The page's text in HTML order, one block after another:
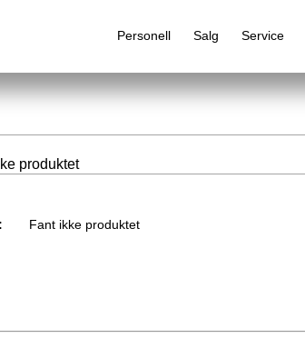
Personell Salg Service
produktet
Fant ikke produktet